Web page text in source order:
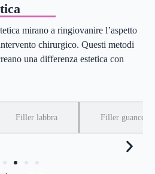
mirano a ringiovanire l’aspetto
chirurgico. Questi metodi
una differenza estetica con
Filler labbra Filler guance